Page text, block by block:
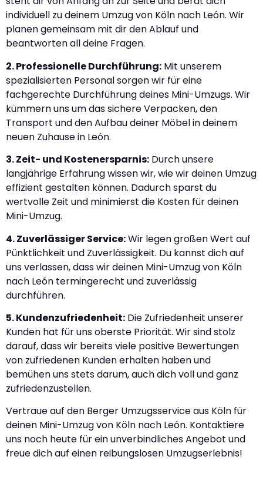
individuell zu deinem Umzug von Köln nach León. Wir
planen gemeinsam mit dir den Ablauf und
beantworten all deine Fragen.
2. Professionelle Durchführung: Mit unserem
spezialisierten Personal sorgen wir für eine
fachgerechte Durchführung deines Mini-Umzugs. Wir
kümmern uns um das sichere Verpacken, den
Transport und den Aufbau deiner Möbel in deinem
neuen Zuhause in León.
3. Zeit- und Kostenersparnis: Durch unsere
langjährige Erfahrung wissen wir, wie wir deinen Umzug
effizient gestalten können. Dadurch sparst du
wertvolle Zeit und minimierst die Kosten für deinen
Mini-Umzug.
4. Zuverlässiger Service:Wir legen großen Wert auf
Pünktlichkeit und Zuverlässigkeit. Du kannst dich auf
uns verlassen, dass wir deinen Mini-Umzug von Köln
nach León termingerecht und zuverlässig
durchführen.
5. Kundenzufriedenheit: Die Zufriedenheit unserer
Kunden hat für uns oberste Priorität. Wir sind stolz
darauf, dass wir bereits viele positive Bewertungen
von zufriedenen Kunden erhalten haben und
bemühen uns stets darum, auch dich voll und ganz
zufriedenzustellen.
Vertraue auf den Berger Umzugsservice aus Köln für
deinen Mini-Umzug von Köln nach León. Kontaktiere
uns noch heute für ein unverbindliches Angebot und
freue dich auf einen reibungslosen Umzugserlebnis!